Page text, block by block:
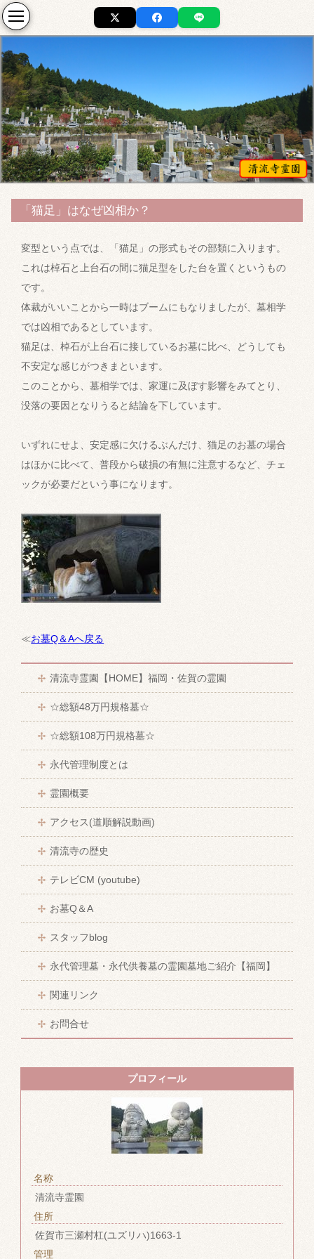
「猫足」はなぜ凶相か？
変型という点では、「猫足」の形式もその部類に入ります。
これは棹石と上台石の間に猫足型をした台を置くというもの
です。
体裁がいいことから一時はブームにもなりましたが、墓相学
では凶相であるとしています。
猫足は、棹石が上台石に接しているお墓に比べ、どうしても
不安定な感じがつきまといます。
このことから、墓相学では、家運に及ぼす影響をみてとり、
没落の要因となりうると結論を下しています。
いずれにせよ、安定感に欠けるぶんだけ、猫足のお墓の場合
はほかに比べて、普段から破損の有無に注意するなど、チェ
ックが必要だという事になります。
≪お墓Q＆Aへ戻る
清流寺霊園【HOME】福岡・佐賀の霊園
☆総額48万円規格墓☆
☆総額108万円規格墓☆
永代管理制度とは
霊園概要
アクセス(道順解説動画)
清流寺の歴史
テレビCM (youtube)
お墓Q＆A
スタッフblog
永代管理墓・永代供養墓の霊園墓地ご紹介【福岡】
関連リンク
お問合せ
プロフィール
名称
清流寺霊園
住所
佐賀市三瀬村杠(ユズリハ)1663-1
管理